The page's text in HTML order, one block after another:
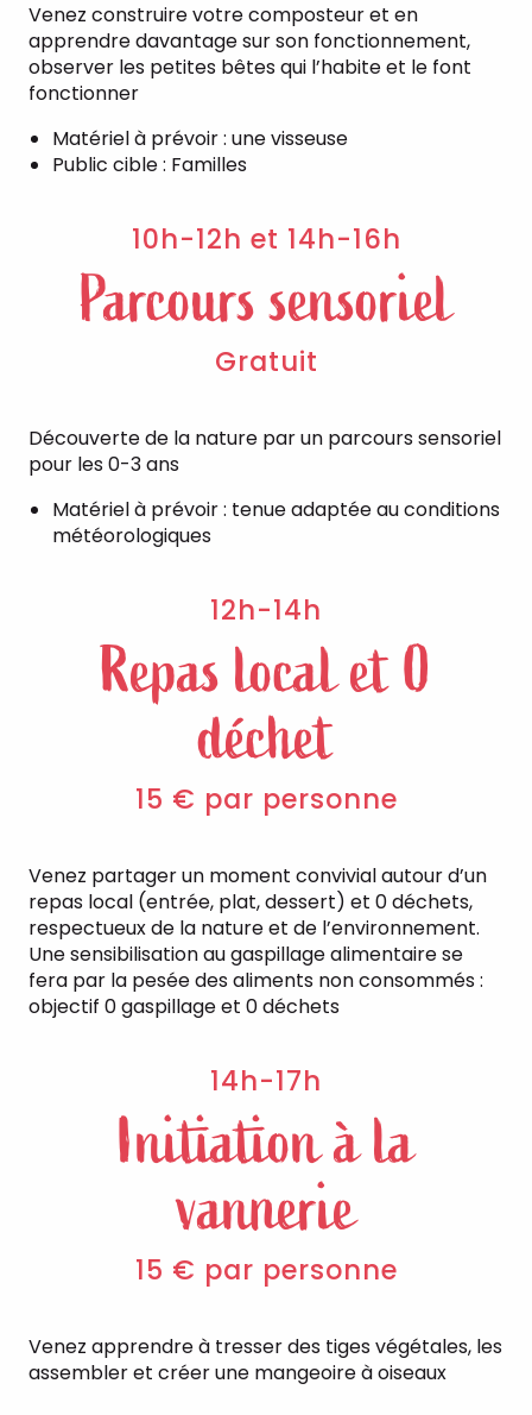
Venez construire votre composteur et en
apprendre davantage sur son fonctionnement,
observer les petites bêtes qui l’habite et le font
fonctionner
Matériel à prévoir : une visseuse
Public cible : Familles
10h-12h et 14h-16h
Parcours sensoriel
Gratuit
Découverte de la nature par un parcours sensoriel
pour les 0-3 ans
Matériel à prévoir : tenue adaptée au conditions
météorologiques
12h-14h
Repas local et 0
déchet
15 € par personne
Venez partager un moment convivial autour d’un
repas local (entrée, plat, dessert) et 0 déchets,
respectueux de la nature et de l’environnement.
Une sensibilisation au gaspillage alimentaire se
fera par la pesée des aliments non consommés :
objectif 0 gaspillage et 0 déchets
14h-17h
Initiation à la
vannerie
15 € par personne
Venez apprendre à tresser des tiges végétales, les
assembler et créer une mangeoire à oiseaux